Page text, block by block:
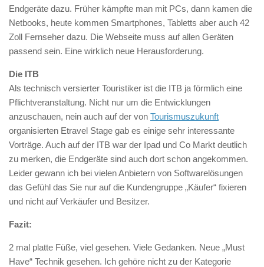
Endgeräte dazu. Früher kämpfte man mit PCs, dann kamen die
Netbooks, heute kommen Smartphones, Tabletts aber auch 42
Zoll Fernseher dazu. Die Webseite muss auf allen Geräten
passend sein. Eine wirklich neue Herausforderung.
Die ITB
Als technisch versierter Touristiker ist die ITB ja förmlich eine
Pflichtveranstaltung. Nicht nur um die Entwicklungen
anzuschauen, nein auch auf der von Tourismuszukunft
organisierten Etravel Stage gab es einige sehr interessante
Vorträge. Auch auf der ITB war der Ipad und Co Markt deutlich
zu merken, die Endgeräte sind auch dort schon angekommen.
Leider gewann ich bei vielen Anbietern von Softwarelösungen
das Gefühl das Sie nur auf die Kundengruppe „Käufer“ fixieren
und nicht auf Verkäufer und Besitzer.
Fazit:
2 mal platte Füße, viel gesehen. Viele Gedanken. Neue „Must
Have“ Technik gesehen. Ich gehöre nicht zu der Kategorie